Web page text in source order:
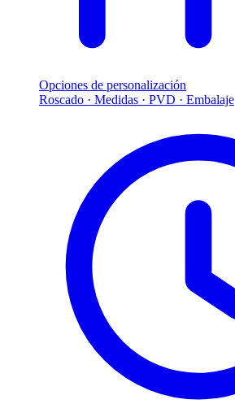
Opciones de personalización
Roscado · Medidas · PVD · Embalaje